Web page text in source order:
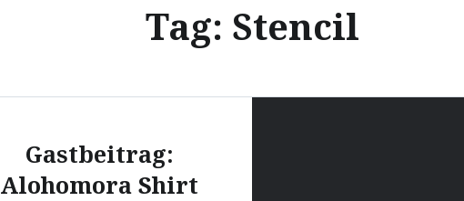
Tag: Stencil
Gastbeitrag:
Alohomora Shirt